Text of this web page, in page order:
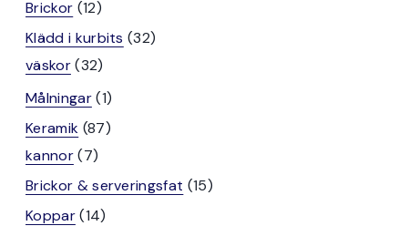
Brickor 1212
produkter
Klädd i kurbits 3232
väskor 3232
produkter
Målningar 11
produkt
Keramik 8787
kannor 77
produkter
Brickor & serveringsfat 1515
Koppar 1414